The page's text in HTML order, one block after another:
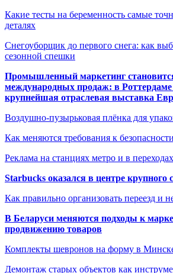
Какие тесты на беременность самые
деталях
Снегоуборщик до первого снега: как
сезонной спешки
Промышленный маркетинг
международных продаж: в
крупнейшая отраслевая выставка
Воздушно-пузырьковая плёнка для
Как меняются требования к
Реклама на станциях метро и в
Starbucks оказался в центре крупного
Как правильно организовать переезд и
В Беларуси меняются подходы к
продвижению товаров
Комплекты шевронов на форму в
Демонтаж старых объектов как